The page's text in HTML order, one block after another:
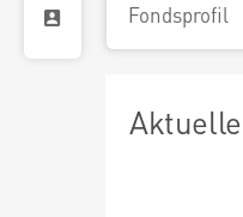
Fondsprofil